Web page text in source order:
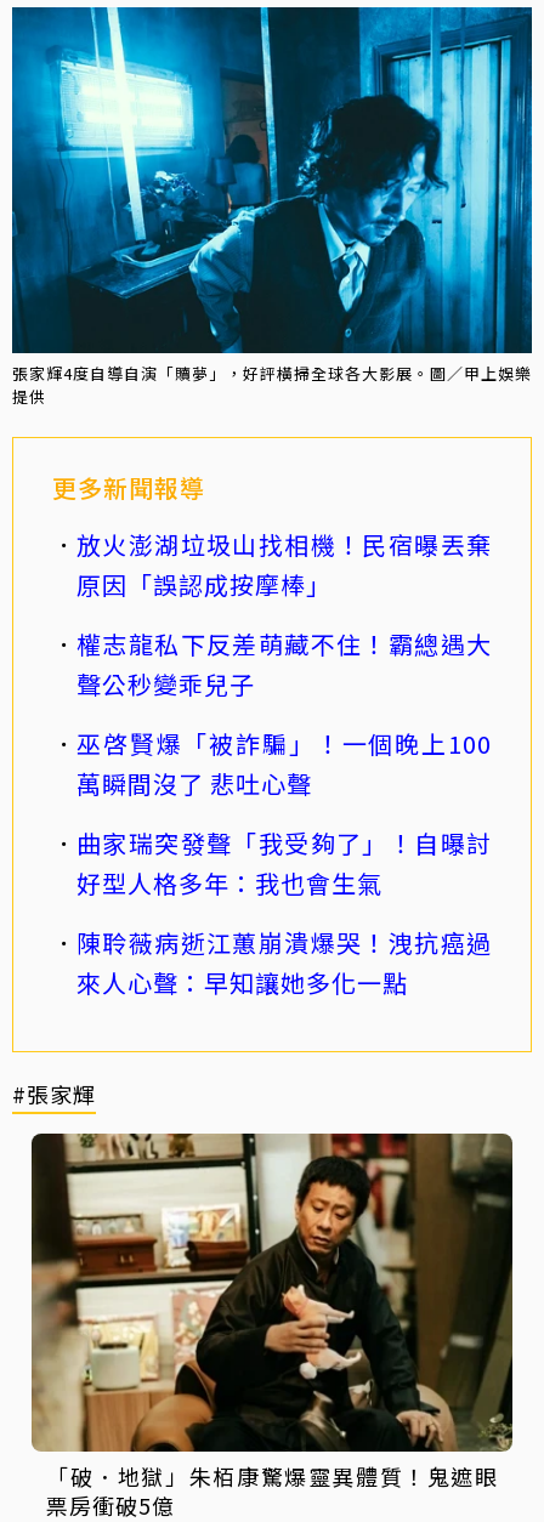
張家輝4度自導自演「贖夢」，好評橫掃全球各大影展。圖／甲上娛樂
提供
更多新聞報導
放火澎湖垃圾山找相機！民宿曝丟棄
原因「誤認成按摩棒」
權志龍私下反差萌藏不住！霸總遇大
聲公秒變乖兒子
巫啓賢爆「被詐騙」！一個晚上100
萬瞬間沒了 悲吐心聲
曲家瑞突發聲「我受夠了」！自曝討
好型人格多年：我也會生氣
陳聆薇病逝江蕙崩潰爆哭！洩抗癌過
來人心聲：早知讓她多化一點
#張家輝
「破．地獄」朱栢康驚爆靈異體質！鬼遮眼
票房衝破5億